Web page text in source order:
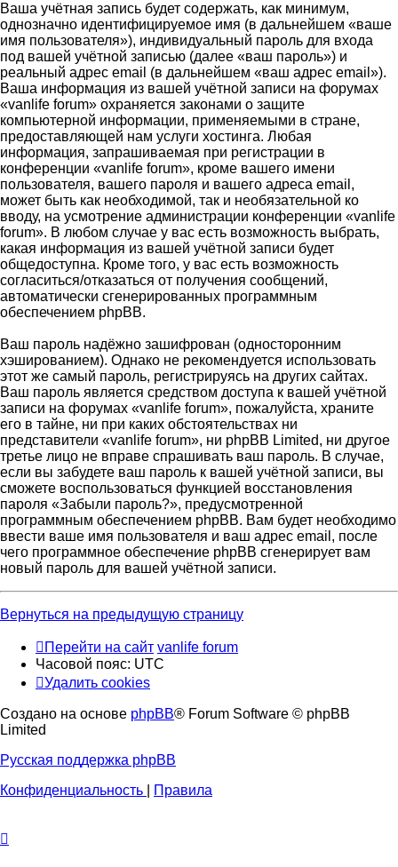
Ваша учётная запись будет содержать, как минимум,
однозначно идентифицируемое имя (в дальнейшем «ваше
имя пользователя»), индивидуальный пароль для входа
под вашей учётной записью (далее «ваш пароль») и
реальный адрес email (в дальнейшем «ваш адрес email»).
Ваша информация из вашей учётной записи на форумах
«vanlife forum» охраняется законами о защите
компьютерной информации, применяемыми в стране,
предоставляющей нам услуги хостинга. Любая
информация, запрашиваемая при регистрации в
конференции «vanlife forum», кроме вашего имени
пользователя, вашего пароля и вашего адреса email,
может быть как необходимой, так и необязательной ко
вводу, на усмотрение администрации конференции «vanlife
forum». В любом случае у вас есть возможность выбрать,
какая информация из вашей учётной записи будет
общедоступна. Кроме того, у вас есть возможность
согласиться/отказаться от получения сообщений,
автоматически сгенерированных программным
обеспечением phpBB.
Ваш пароль надёжно зашифрован (односторонним
хэшированием). Однако не рекомендуется использовать
этот же самый пароль, регистрируясь на других сайтах.
Ваш пароль является средством доступа к вашей учётной
записи на форумах «vanlife forum», пожалуйста, храните
его в тайне, ни при каких обстоятельствах ни
представители «vanlife forum», ни phpBB Limited, ни другое
третье лицо не вправе спрашивать ваш пароль. В случае,
если вы забудете ваш пароль к вашей учётной записи, вы
сможете воспользоваться функцией восстановления
пароля «Забыли пароль?», предусмотренной
программным обеспечением phpBB. Вам будет необходимо
ввести ваше имя пользователя и ваш адрес email, после
чего программное обеспечение phpBB сгенерирует вам
новый пароль для вашей учётной записи.
Вернуться на предыдущую страницу
Перейти на сайт vanlife forum
Часовой пояс: UTC
Удалить cookies
Создано на основе phpBB® Forum Software © phpBB
Limited
Русская поддержка phpBB
Конфиденциальность
Правила